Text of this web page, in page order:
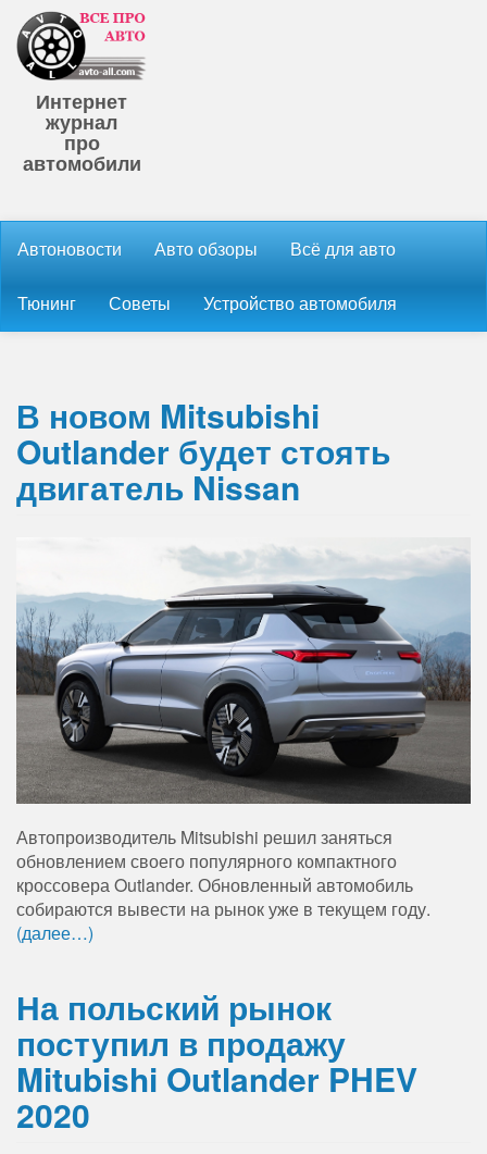
Интернет
журнал
про
автомобили
Автоновости Авто обзоры Всё для авто
Тюнинг Советы Устройство автомобиля
В новом Mitsubishi
Outlander будет стоять
двигатель Nissan
Автопроизводитель Mitsubishi решил заняться
обновлением своего популярного компактного
кроссовера Outlander. Обновленный автомобиль
собираются вывести на рынок уже в текущем году.
(далее…)
На польский рынок
поступил в продажу
Mitubishi Outlander PHEV
2020